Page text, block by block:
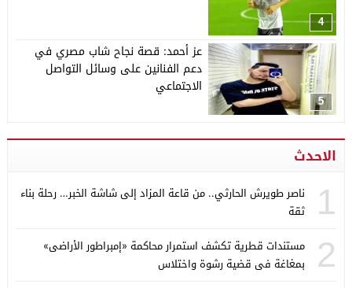
4
5
عز أحمد: قصة نجاح شاب مصري في
دعم الفنانين على وسائل التواصل
الاجتماعي
الاحدث
1
ناصر طويرش الحارثي.. من قاعة المزاد إلى شاشة الخبر… رحلة بناء
ثقة
2
مستندات قطرية تكشف استمرار محاكمة «إمبراطور الأراضى»
بمغاغة فى قضية رشوة واختلاس